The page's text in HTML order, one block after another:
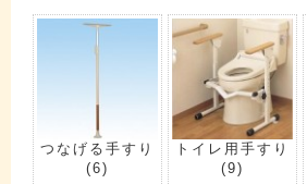
つなげる手すり
(6)
トイレ用手すり
(9)